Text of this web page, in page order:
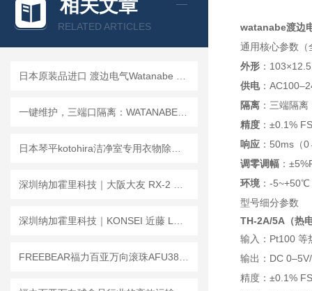
相关文章
RELATED ARTICLES
watanabe渡边
通用核心参数（
外形：
供电：
隔离：三端隔离
精度：±0.1%
响应：50ms（
调零调幅：
环境：-5~+50℃
型号细分参数
TH-2A/5A（热
输入：Pt100 等
输出：DC
精度：±0.1%